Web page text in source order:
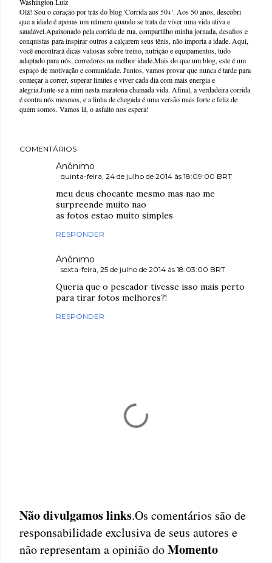
Washington Luiz
Olá! Sou o coração por trás do blog 'Corrida aos 50+'. Aos 50 anos, descobri
que a idade é apenas um número quando se trata de viver uma vida ativa e
saudável.Apaixonado pela corrida de rua, compartilho minha jornada, desafios e
conquistas para inspirar outros a calçarem seus tênis, não importa a idade. Aqui,
você encontrará dicas valiosas sobre treino, nutrição e equipamentos, tudo
adaptado para nós, corredores na melhor idade.Mais do que um blog, este é um
espaço de motivação e comunidade. Juntos, vamos provar que nunca é tarde para
começar a correr, superar limites e viver cada dia com mais energia e
alegria.Junte-se a mim nesta maratona chamada vida. Afinal, a verdadeira corrida
é contra nós mesmos, e a linha de chegada é uma versão mais forte e feliz de
quem somos. Vamos lá, o asfalto nos espera!
COMENTÁRIOS
Anônimo
quinta-feira, 24 de julho de 2014 às 18:09:00 BRT
meu deus chocante mesmo mas nao me
surpreende muito nao
as fotos estao muito simples
RESPONDER
Anônimo
sexta-feira, 25 de julho de 2014 às 18:03:00 BRT
Queria que o pescador tivesse isso mais perto
para tirar fotos melhores?!
RESPONDER
P
o
Não divulgamos links.Os comentários são de
responsabilidade exclusiva de seus autores e
não representam a opinião doMomento